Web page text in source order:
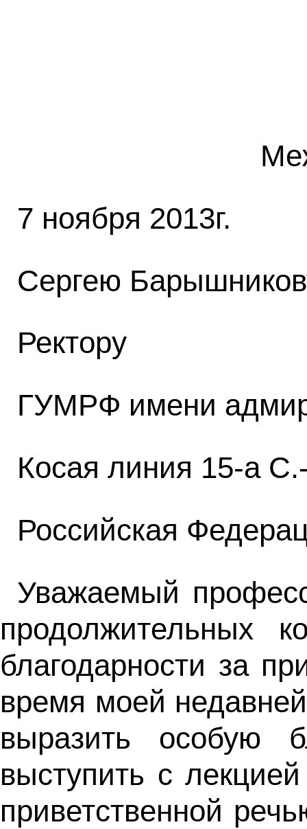
7 ноября 2013г.
Сергею
Ректору
ГУМРФ имени
Косая линия 15-а
Российская
Уважаемый
продолжительных
благодарности за
время моей
выразить особую
выступить с
приветственной